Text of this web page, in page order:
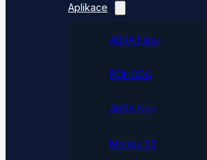
Aplikace
ABRA Flexi
POHODA
ABRA Gen
Money S3